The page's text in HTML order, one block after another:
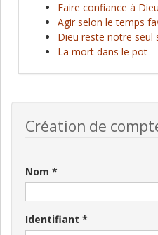
Faire confiance à
Agir selon le temps
Dieu reste notre seul
La mort dans le pot
Création de
Nom *
Identifiant *